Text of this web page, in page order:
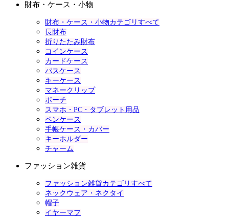
財布・ケース・小物
財布・ケース・小物カテゴリすべて
長財布
折りたたみ財布
コインケース
カードケース
パスケース
キーケース
マネークリップ
ポーチ
スマホ・PC・タブレット用品
ペンケース
手帳ケース・カバー
キーホルダー
チャーム
ファッション雑貨
ファッション雑貨カテゴリすべて
ネックウェア・ネクタイ
帽子
イヤーマフ